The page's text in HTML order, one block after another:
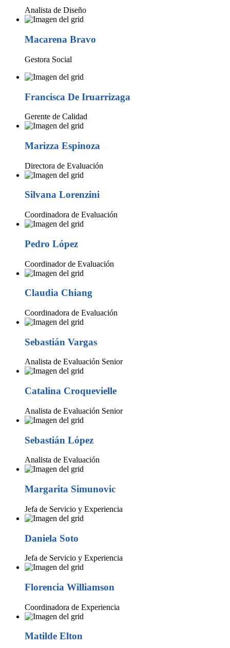
Analista de Diseño
Macarena Bravo
Gestora Social
Francisca De Iruarrizaga
Gerente de Calidad
Marizza Espinoza
Directora de Evaluación
Silvana Lorenzini
Coordinadora de Evaluación
Pedro López
Coordinador de Evaluación
Claudia Chiang
Coordinadora de Evaluación
Sebastián Vargas
Analista de Evaluación Senior
Catalina Croquevielle
Analista de Evaluación Senior
Sebastián López
Analista de Evaluación
Margarita Simunovic
Jefa de Servicio y Experiencia
Daniela Soto
Jefa de Servicio y Experiencia
Florencia Williamson
Coordinadora de Experiencia
Matilde Elton